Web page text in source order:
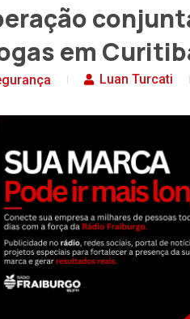
em
Luan Turcati